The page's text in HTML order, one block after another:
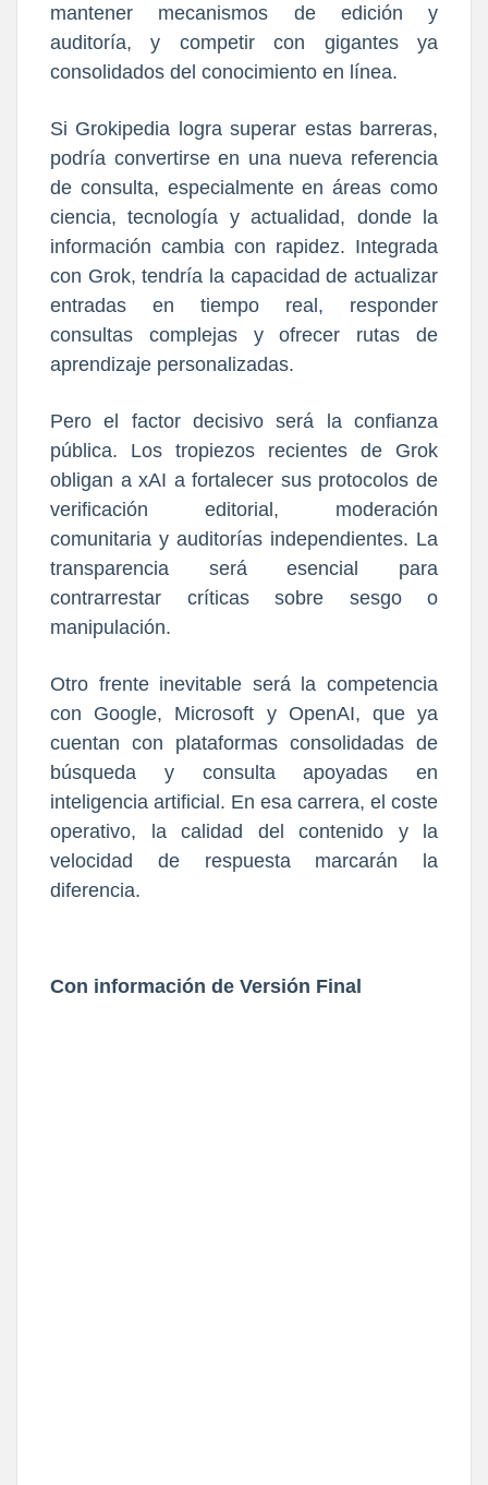
mantener mecanismos de edición y
auditoría, y competir con gigantes ya
consolidados del conocimiento en línea.
Si Grokipedia logra superar estas barreras,
podría convertirse en una nueva referencia
de consulta, especialmente en áreas como
ciencia, tecnología y actualidad, donde la
información cambia con rapidez. Integrada
con Grok, tendría la capacidad de actualizar
entradas en tiempo real, responder
consultas complejas y ofrecer rutas de
aprendizaje personalizadas.
Pero el factor decisivo será la confianza
pública. Los tropiezos recientes de Grok
obligan a xAI a fortalecer sus protocolos de
verificación editorial, moderación
comunitaria y auditorías independientes. La
transparencia será esencial para
contrarrestar críticas sobre sesgo o
manipulación.
Otro frente inevitable será la competencia
con Google, Microsoft y OpenAI, que ya
cuentan con plataformas consolidadas de
búsqueda y consulta apoyadas en
inteligencia artificial. En esa carrera, el coste
operativo, la calidad del contenido y la
velocidad de respuesta marcarán la
diferencia.
Con información de Versión Final